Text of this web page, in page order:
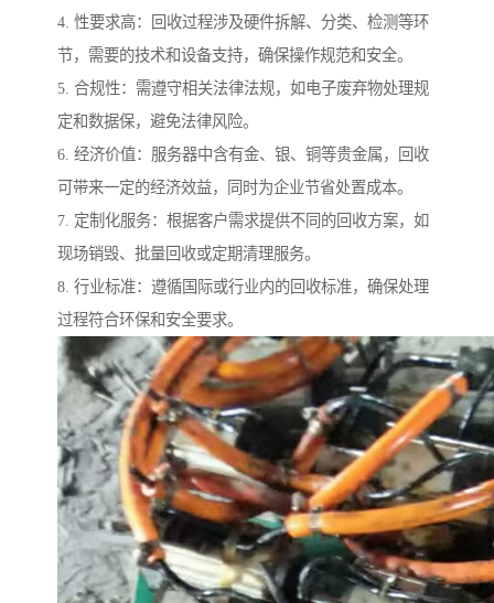
4. 性要求高：回收过程涉及硬件拆解、分类、检测等环
节，需要的技术和设备支持，确保操作规范和安全。
5. 合规性：需遵守相关法律法规，如电子废弃物处理规
定和数据保，避免法律风险。
6. 经济价值：服务器中含有金、银、铜等贵金属，回收
可带来一定的经济效益，同时为企业节省处置成本。
7. 定制化服务：根据客户需求提供不同的回收方案，如
现场销毁、批量回收或定期清理服务。
8. 行业标准：遵循国际或行业内的回收标准，确保处理
过程符合环保和安全要求。